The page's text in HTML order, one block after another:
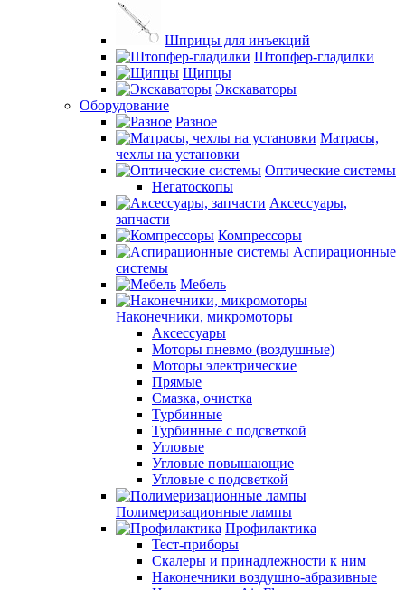
Шприцы для инъекций
Штопфер-гладилки
Щипцы
Экскаваторы
Оборудование
Разное
Матрасы,
чехлы на установки
Оптические системы
Негатоскопы
Аксессуары,
запчасти
Компрессоры
Аспирационные
системы
Мебель
Наконечники, микромоторы
Аксессуары
Моторы пневмо (воздушные)
Моторы электрические
Прямые
Смазка, очистка
Турбинные
Турбинные с подсветкой
Угловые
Угловые повышающие
Угловые с подсветкой
Полимеризационные лампы
Профилактика
Тест-приборы
Скалеры и принадлежности к ним
Наконечники воздушно-абразивные